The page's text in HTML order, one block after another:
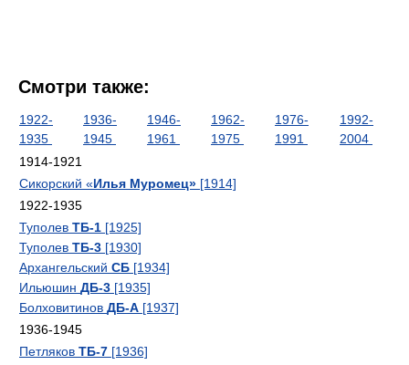
Смотри также:
1922-
1935
1936-
1945
1946-
1961
1962-
1975
1976-
1991
1992-
2004
1914-1921
Сикорский «Илья Муромец» [1914]
1922-1935
Туполев ТБ-1 [1925]
Туполев ТБ-3 [1930]
Архангельский СБ [1934]
Ильюшин ДБ-3 [1935]
Болховитинов ДБ-А [1937]
1936-1945
Петляков ТБ-7 [1936]